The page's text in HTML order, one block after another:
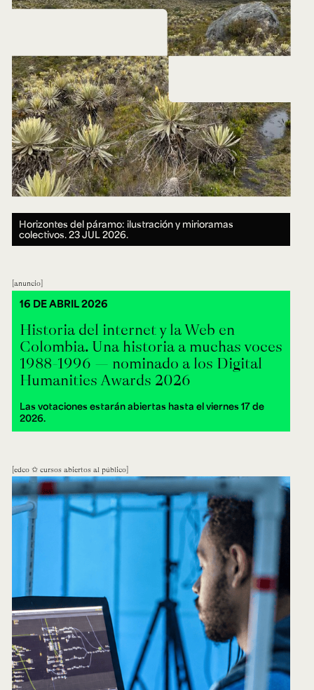
Horizontes del páramo: ilustración y mirioramas
colectivos.23 JUL 2026.
anuncio
Historia del internet y la Web en
Colombia. Una historia a muchas voces
1988-1996 — nominado a los Digital
Humanities Awards 2026
Las votaciones estarán abiertas hasta el viernes 17 de
2026.
16 DE ABRIL 2026
edco ✩ cursos abiertos al público